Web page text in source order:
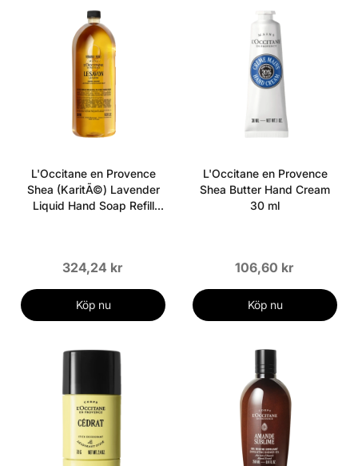
L'Occitane en Provence
Shea (KaritÃ©) Lavender
Liquid Hand Soap Refill
324,24 kr
Köp nu
L'Occitane en Provence
Shea Butter Hand Cream
30 ml
106,60 kr
Köp nu